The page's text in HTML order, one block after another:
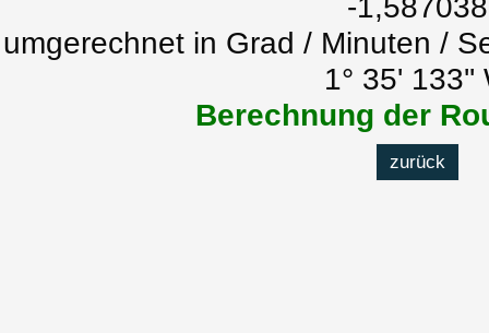
-1,587038
umgerechnet in Grad / Minuten /
1° 35' 133''
Berechnung der